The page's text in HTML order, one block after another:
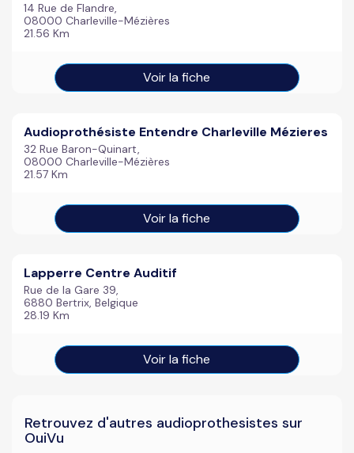
14 Rue de Flandre,
08000 Charleville-Mézières
21.56 Km
Voir la fiche
Audioprothésiste Entendre Charleville Mézieres
32 Rue Baron-Quinart,
08000 Charleville-Mézières
21.57 Km
Voir la fiche
Lapperre Centre Auditif
Rue de la Gare 39,
6880 Bertrix, Belgique
28.19 Km
Voir la fiche
Retrouvez d'autres audioprothesistes sur
OuiVu